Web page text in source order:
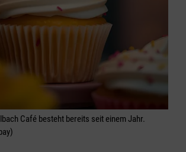
Café besteht bereits seit einem Jahr.